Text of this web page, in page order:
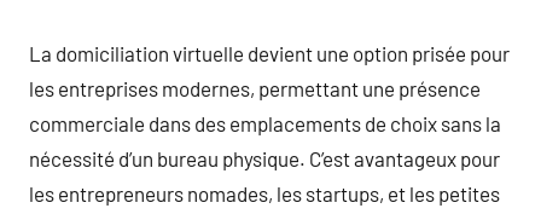
La domiciliation virtuelle devient une option prisée pour
les entreprises modernes, permettant une présence
commerciale dans des emplacements de choix sans la
nécessité d’un bureau physique. C’est avantageux pour
les entrepreneurs nomades, les startups, et les petites